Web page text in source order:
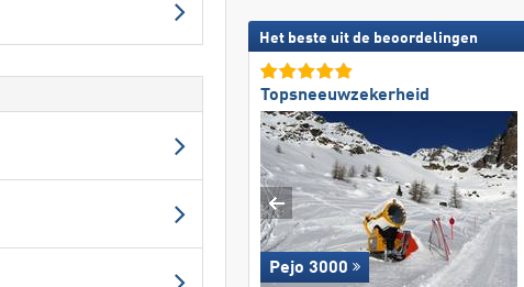
Het beste uit de beoordelingen
Topsneeuwzekerheid
Pejo 3000